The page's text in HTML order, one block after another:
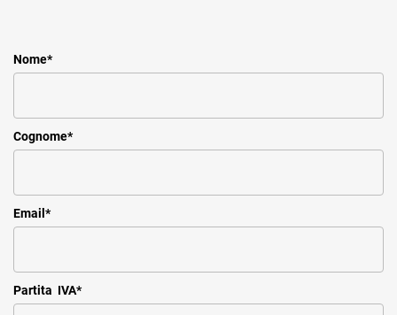
Nome*
Cognome*
Email *
Partita IVA*